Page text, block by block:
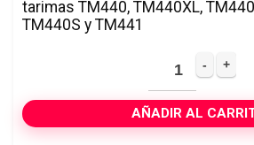
tarimas TM440, TM440XL, TM440XXL,
TM440S y TM441
AÑADIR AL